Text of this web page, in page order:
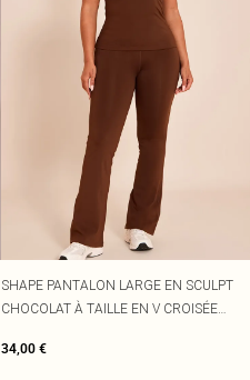
SHAPE PANTALON LARGE EN SCULPT
CHOCOLAT À TAILLE EN V CROISÉE
34,00 €